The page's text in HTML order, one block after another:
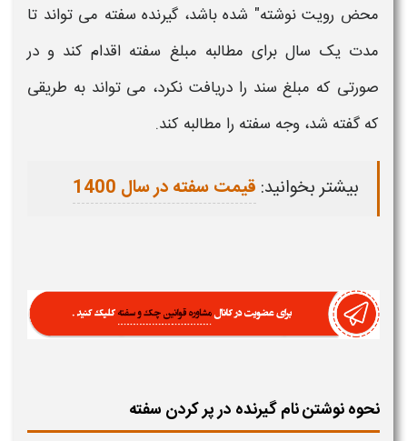
محض رویت نوشته" شده باشد، گیرنده سفته می تواند تا
مدت یک سال برای مطالبه مبلغ سفته اقدام کند و در
صورتی که مبلغ سند را دریافت نکرد، می تواند به طریقی
که گفته شد، وجه سفته را مطالبه کند.
بیشتر بخوانید: قیمت سفته در سال 1400
نحوه نوشتن نام گیرنده در پر کردن سفته